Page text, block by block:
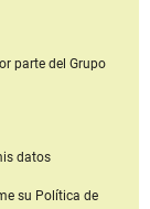
parte del Grupo
datos
su Política de